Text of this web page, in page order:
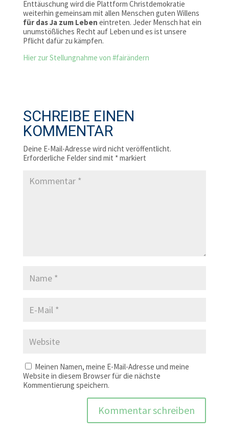
Enttäuschung wird die Plattform Christdemokratie
weiterhin gemeinsam mit allen Menschen guten Willens
für das Ja zum Leben eintreten. Jeder Mensch hat ein
unumstößliches Recht auf Leben und es ist unsere
Pflicht dafür zu kämpfen.
Hier zur Stellungnahme von #fairändern
SCHREIBE EINEN
KOMMENTAR
Deine E-Mail-Adresse wird nicht veröffentlicht.
Erforderliche Felder sind mit *markiert
Meinen Namen, meine E-Mail-Adresse und meine
Website in diesem Browser für die nächste
Kommentierung speichern.